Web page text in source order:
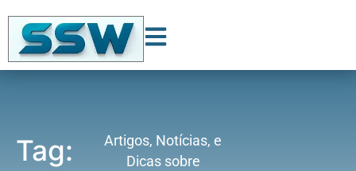
Tag:
Artigos, Notícias, e
Dicas sobre